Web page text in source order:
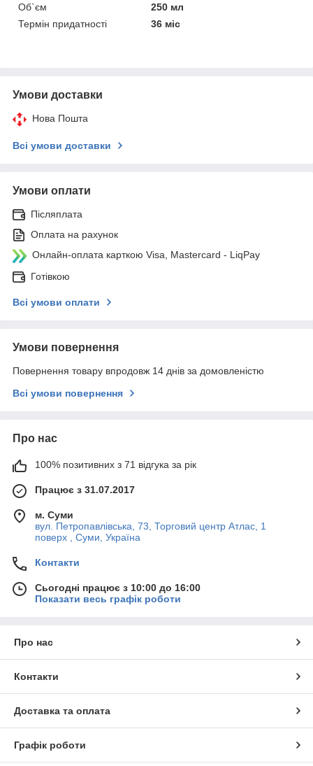
Об`єм
250 мл
Термін придатності
36 міс
Умови доставки
Нова Пошта
Всі умови доставки
Умови оплати
Післяплата
Оплата на рахунок
Онлайн-оплата карткою Visa, Mastercard - LiqPay
Готівкою
Всі умови оплати
Умови повернення
Повернення товару впродовж 14 днів за домовленістю
Всі умови повернення
Про нас
100% позитивних з 71 відгука за рік
Працює з 31.07.2017
м. Суми
вул. Петропавлівська, 73, Торговий центр Атлас, 1
поверх , Суми, Україна
Контакти
Сьогодні працює з 10:00 до 16:00
Показати весь графік роботи
Про нас
Контакти
Доставка та оплата
Графік роботи